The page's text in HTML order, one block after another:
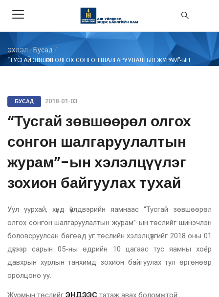
ЭХЛЭЛ / Бусад /
“ТУСГАЙ ЗӨВШӨӨРӨЛ ОЛГОХ СОНГОН ШАЛГАРУУЛАЛТЫН ЖУРАМ”-ЫН
БУСАД 2018-01-03
“Тусгай зөвшөөрөл олгох
сонгон шалгаруулалтын
журам”-ын хэлэлцүүлэг
зохион байгуулах тухай
Уул уурхай, хүнд үйлдвэрийн яамнаас “Тусгай зөвшөөрөл
олгох сонгон шалгаруулалтын журам”-ын төслийг шинэчлэн
боловсруулсан бөгөөд уг төслийн хэлэлцүүлгийг 2018 оны 01
дүгээр сарын 05-ны өдрийн 10 цагаас тус яамны хоёр
давхрын хурлын танхимд зохион байгуулах тул өргөнөөр
оролцоно уу.
Журмын төслийг ЭНДЭЭС татаж авах боломжтой.